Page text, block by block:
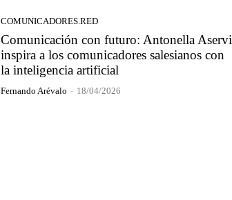
COMUNICADORES.RED
Comunicación con futuro: Antonella Aservi
inspira a los comunicadores salesianos con
la inteligencia artificial
Fernando Arévalo - 18/04/2026